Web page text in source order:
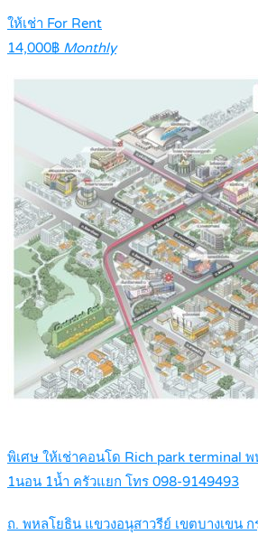
ให้เช่า For Rent
14,000฿ Monthly
พิเศษ ให้เช่าคอนโด Rich park terminal พ
1นอน 1น้ำ ครัวแยก โทร 098-9149493
ถ. พหลโยธิน แขวงอนุสาวรีย์ เขตบางเขน